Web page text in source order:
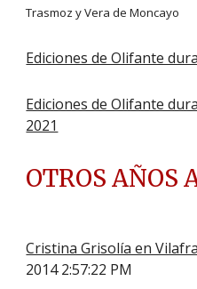
Trasmoz y Vera de Moncayo
Ediciones de Olifante
Ediciones de Olifante
2021
OTROS AÑOS
Cristina Grisolía en
2014 2:57:22 PM